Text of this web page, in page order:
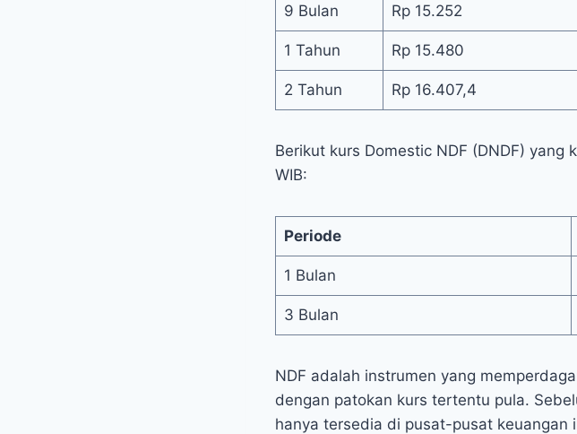
9 Bulan Rp 15.252
1 Tahun Rp 15.480
2 Tahun Rp 16.407,4
Berikut kurs Domestic NDF (DNDF)
WIB:
Periode
1 Bulan
3 Bulan
NDF adalah instrumen yang
dengan patokan kurs tertentu pula.
hanya tersedia di pusat-pusat keuangan